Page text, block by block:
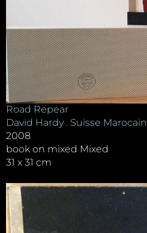
Road Repear
David Hardy . Suisse Marocain
2008
book on mixed Mixed
31 x 31 cm